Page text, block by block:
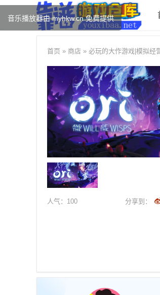
首页 » 商店 » 必玩的大作游戏 模拟经
人气： 100 分享到：